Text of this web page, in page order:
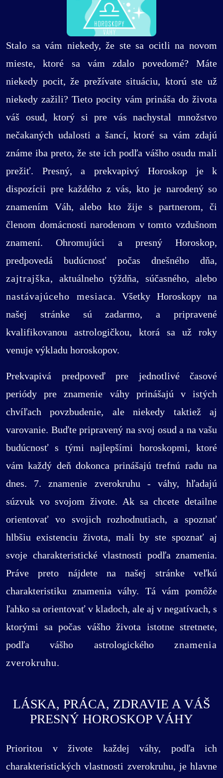
Stalo sa vám niekedy, že ste sa ocitli na novom
mieste, ktoré sa vám zdalo povedomé? Máte
niekedy pocit, že prežívate situáciu, ktorú ste už
niekedy zažili? Tieto pocity vám prináša do života
váš osud, ktorý si pre vás nachystal množstvo
nečakaných udalosti a šancí, ktoré sa vám zdajú
známe iba preto, že ste ich podľa vášho osudu mali
prežiť. Presný, a prekvapivý Horoskop je k
dispozícii pre každého z vás, kto je narodený so
znamením Váh, alebo kto žije s partnerom, či
členom domácnosti narodenom v tomto vzdušnom
znamení. Ohromujúci a presný Horoskop,
predpovedá budúcnosť počas dnešného dňa,
zajtrajška, aktuálneho týždňa, súčasného, alebo
nastávajúceho mesiaca. Všetky Horoskopy na
našej stránke sú zadarmo, a pripravené
kvalifikovanou astrologičkou, ktorá sa už roky
venuje výkladu horoskopov.
Prekvapivá predpoveď pre jednotlivé časové
periódy pre znamenie váhy prinášajú v istých
chvíľach povzbudenie, ale niekedy taktiež aj
varovanie. Buďte pripravený na svoj osud a na vašu
budúcnosť s tými najlepšími horoskopmi, ktoré
vám každý deň dokonca prinášajú trefnú radu na
dnes. 7. znamenie zverokruhu - váhy, hľadajú
súzvuk vo svojom živote. Ak sa chcete detailne
orientovať vo svojich rozhodnutiach, a spoznať
hlbšiu existenciu života, mali by ste spoznať aj
svoje charakteristické vlastnosti podľa znamenia.
Práve preto nájdete na našej stránke veľkú
charakteristiku znamenia váhy. Tá vám pomôže
ľahko sa orientovať v kladoch, ale aj v negatívach, s
ktorými sa počas vášho života istotne stretnete,
podľa vášho astrologického znamenia
zverokruhu.
LÁSKA, PRÁCA, ZDRAVIE A VÁŠ
PRESNÝ HOROSKOP VÁHY
Prioritou v živote každej váhy, podľa ich
charakteristických vlastnosti zverokruhu, je hlavne